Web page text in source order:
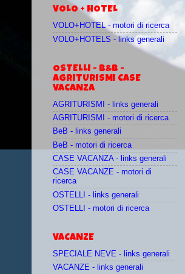
VOLO + HOTEL
VOLO+HOTEL - motori di ricerca
VOLO+HOTELS - links generali
OSTELLI - B&B -
AGRITURISMI CASE
VACANZA
AGRITURISMI - links generali
AGRITURISMI - motori di ricerca
BeB - links generali
BeB - motori di ricerca
CASE VACANZA - links generali
CASE VACANZE - motori di
ricerca
OSTELLI - links generali
OSTELLI - motori di ricerca
VACANZE
SPECIALE NEVE - links generali
VACANZE - links generali